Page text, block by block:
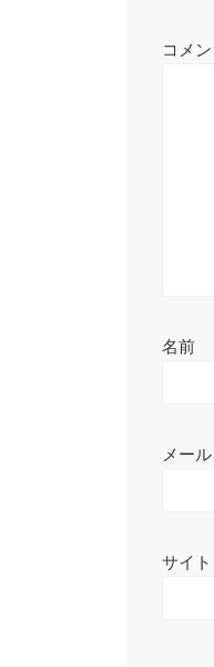
コメン
名前
メール
サイト